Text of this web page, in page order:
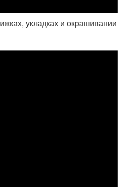
укладках и окрашивании